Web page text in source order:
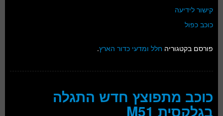
קישור לידיעה
כוכב כפול
פורסם בקטגוריה חלל ומדעי כדור הארץ.
כוכב מתפוצץ חדש התגלה
בגלקסית M51‬